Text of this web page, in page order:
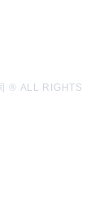
® ALL RIGHTS